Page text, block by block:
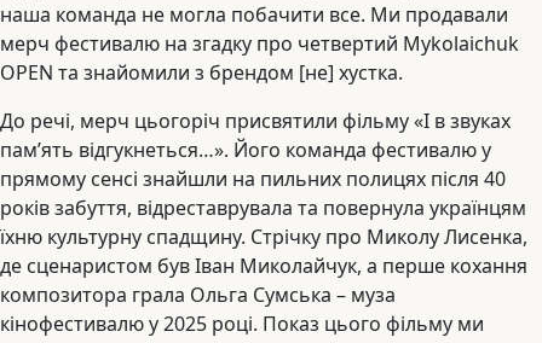
наша команда не могла побачити все. Ми продавали
мерч фестивалю на згадку про четвертий Mykolaichuk
OPEN та знайомили з брендом [не] хустка.
До речі, мерч цьогоріч присвятили фільму «І в звуках
пам’ять відгукнеться…». Його команда фестивалю у
прямому сенсі знайшли на пильних полицях після 40
років забуття, відреставрувала та повернула українцям
їхню культурну спадщину. Стрічку про Миколу Лисенка,
де сценаристом був Іван Миколайчук, а перше кохання
композитора грала Ольга Сумська – муза
кінофестивалю у 2025 році. Показ цього фільму ми